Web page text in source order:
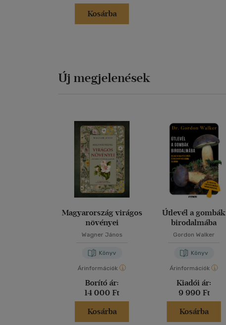
Kosárba
Új megjelenések
Magyarország virágos
növényei
Wagner János
Könyv
Árinformációk
Borító ár:
14 000 Ft
Kosárba
Útlevél a gombák
birodalmába
Gordon Walker
Könyv
Árinformációk
Kiadói ár:
9 990 Ft
Kosárba